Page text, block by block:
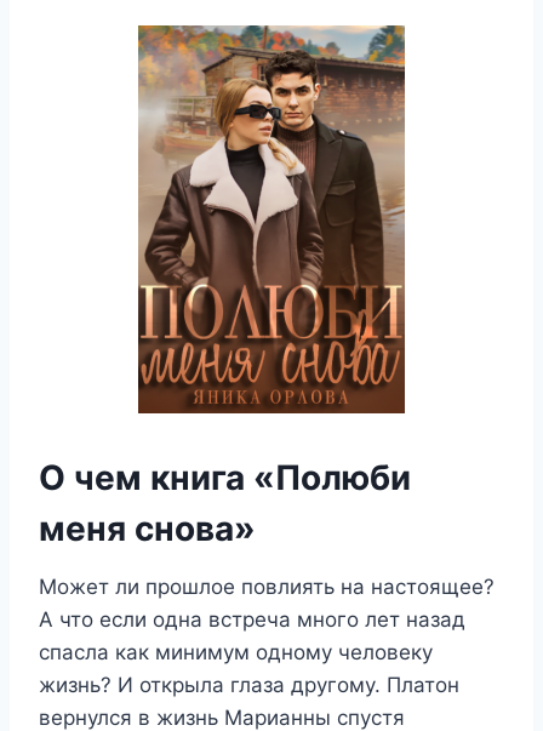
О чем книга «Полюби
меня снова»
Может ли прошлое повлиять на настоящее?
А что если одна встреча много лет назад
спасла как минимум одному человеку
жизнь? И открыла глаза другому. Платон
вернулся в жизнь Марианны спустя